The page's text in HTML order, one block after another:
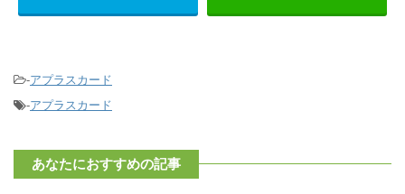
-アプラスカード
-アプラスカード
あなたにおすすめの記事